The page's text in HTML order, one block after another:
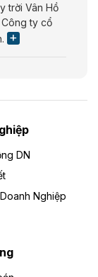
trời Vân Hồ
ty cổ
Giang do
Giang làm
thái’
DN
Nghiệp